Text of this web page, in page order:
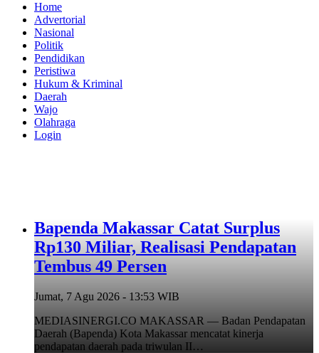
Home
Advertorial
Nasional
Politik
Pendidikan
Peristiwa
Hukum & Kriminal
Daerah
Wajo
Olahraga
Login
Bapenda Makassar Catat Surplus
Rp130 Miliar, Realisasi Pendapatan
Tembus 49 Persen
Jumat, 7 Agu 2026 - 13:53 WIB
MEDIASINERGI.CO MAKASSAR — Badan Pendapatan
Daerah (Bapenda) Kota Makassar mencatat kinerja
pendapatan daerah pada triwulan II…